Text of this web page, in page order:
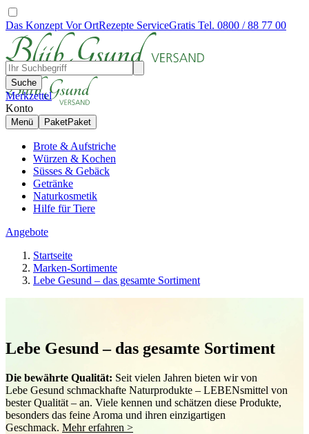
Das Konzept Vor OrtRezepte ServiceGratis Tel. 0800 / 88 77 00
Suche
Merkzettel
Konto
Menü PaketPaket
Brote & Aufstriche
Würzen & Kochen
Süsses & Gebäck
Getränke
Naturkosmetik
Hilfe für Tiere
Angebote
Startseite
Marken-Sortimente
Lebe Gesund – das gesamte Sortiment
Lebe Gesund – das gesamte Sortiment
Die bewährte Qualität: Seit vielen Jahren bieten wir von
Lebe Gesund schmackhafte Naturprodukte – LEBENsmittel von
bester Qualität – an. Viele kennen und schätzen diese Produkte,
besonders das feine Aroma und ihren einzigartigen
Geschmack. Mehr erfahren >